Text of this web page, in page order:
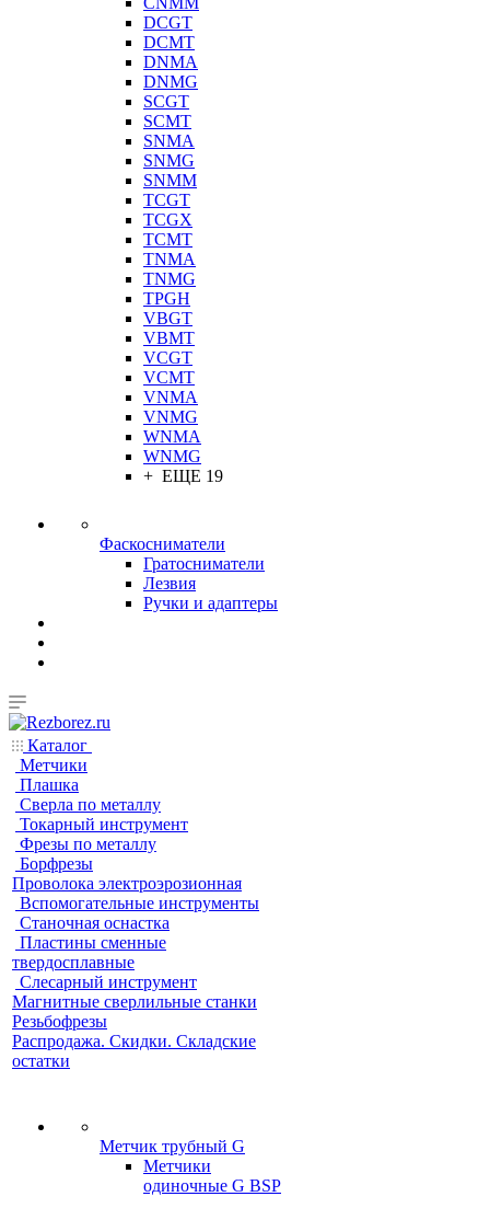
DCGT
DCMT
DNMA
DNMG
SCGT
SCMT
SNMA
SNMG
SNMM
TCGT
TCGX
TCMT
TNMA
TNMG
TPGH
VBGT
VBMT
VCGT
VCMT
VNMA
VNMG
WNMA
WNMG
+ ЕЩЕ 19
Фаскосниматели
Гратосниматели
Лезвия
Ручки и адаптеры
Каталог
Метчики
Плашка
Сверла по металлу
Токарный инструмент
Фрезы по металлу
Борфрезы
Проволока электроэрозионная
Вспомогательные инструменты
Станочная оснастка
Пластины сменные
твердосплавные
Слесарный инструмент
Магнитные сверлильные станки
Резьбофрезы
Распродажа. Скидки. Складские
остатки
Метчик трубный G
Метчики
одиночные G BSP